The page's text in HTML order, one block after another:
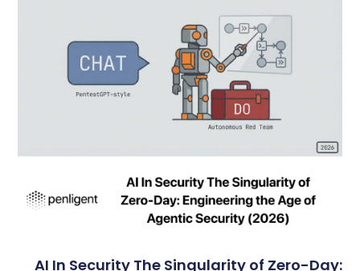
AI In Security The Singularity of Zero-Day: